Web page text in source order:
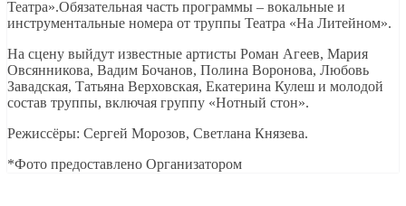
Театра».Обязательная часть программы – вокальные и
инструментальные номера от труппы Театра «На Литейном».
На сцену выйдут известные артисты Роман Агеев, Мария
Овсянникова, Вадим Бочанов, Полина Воронова, Любовь
Завадская, Татьяна Верховская, Екатерина Кулеш и молодой
состав труппы, включая группу «Нотный стон».
Режиссёры: Сергей Морозов, Светлана Князева.
*Фото предоставлено Организатором